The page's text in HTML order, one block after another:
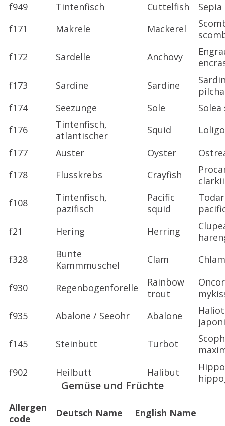
f949
Tintenfisch Cuttelfish
Sepia
f171
Makrele Mackerel
f172
Sardelle Anchovy
f173
Sardine Sardine
f174
Seezunge Sole
Solea
f176
Tintenfisch,
atlantischer
Squid
f177
Auster Oyster
f178
Flusskrebs Crayfish
clarkii
f108
Tintenfisch,
pazifisch
Pacific
squid
f21
Hering Herring
f328
Bunte
Kammmuschel
Clam
f930 Regenbogenforelle
Rainbow
trout
f935
Abalone / Seeohr Abalone
f145
Steinbutt Turbot
f902
Heilbutt Halibut
Gemüse und Früchte
Allergen
code
Deutsch Name English Name